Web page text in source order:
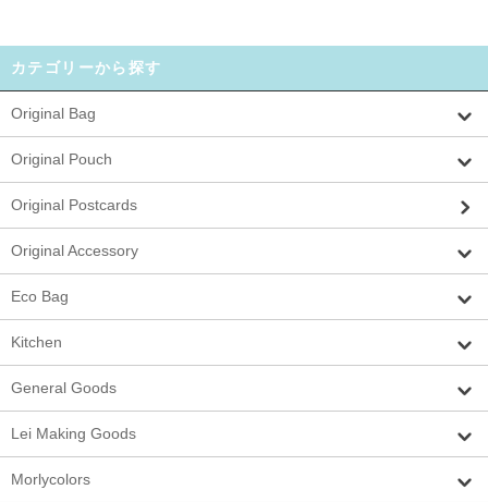
カテゴリーから探す
Original Bag
Original Pouch
Original Postcards
Original Accessory
Eco Bag
Kitchen
General Goods
Lei Making Goods
Morlycolors